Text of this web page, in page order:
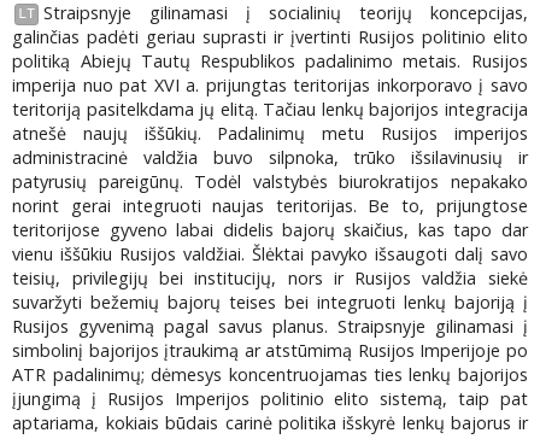
LT Straipsnyje gilinamasi į socialinių teorijų koncepcijas,
galinčias padėti geriau suprasti ir įvertinti Rusijos politinio elito
politiką Abiejų Tautų Respublikos padalinimo metais. Rusijos
imperija nuo pat XVI a. prijungtas teritorijas inkorporavo į savo
teritoriją pasitelkdama jų elitą. Tačiau lenkų bajorijos integracija
atnešė naujų iššūkių. Padalinimų metu Rusijos imperijos
administracinė valdžia buvo silpnoka, trūko išsilavinusių ir
patyrusių pareigūnų. Todėl valstybės biurokratijos nepakako
norint gerai integruoti naujas teritorijas. Be to, prijungtose
teritorijose gyveno labai didelis bajorų skaičius, kas tapo dar
vienu iššūkiu Rusijos valdžiai. Šlėktai pavyko išsaugoti dalį savo
teisių, privilegijų bei institucijų, nors ir Rusijos valdžia siekė
suvaržyti bežemių bajorų teises bei integruoti lenkų bajoriją į
Rusijos gyvenimą pagal savus planus. Straipsnyje gilinamasi į
simbolinį bajorijos įtraukimą ar atstūmimą Rusijos Imperijoje po
ATR padalinimų; dėmesys koncentruojamas ties lenkų bajorijos
įjungimą į Rusijos Imperijos politinio elito sistemą, taip pat
aptariama, kokiais būdais carinė politika išskyrė lenkų bajorus ir